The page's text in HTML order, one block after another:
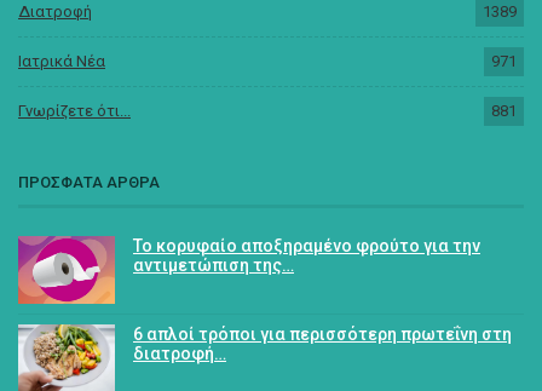
Διατροφή 1389
Ιατρικά Νέα 971
Γνωρίζετε ότι... 881
ΠΡΟΣΦΑΤΑ ΑΡΘΡΑ
Το κορυφαίο αποξηραμένο φρούτο για την
αντιμετώπιση της…
6 απλοί τρόποι για περισσότερη πρωτεΐνη στη
διατροφή…